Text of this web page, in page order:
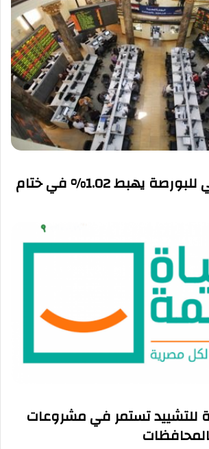
المؤشر الرئيسي للبورصة يهبط 1.02% في ختام
للتشييد تستمر في مشروعات